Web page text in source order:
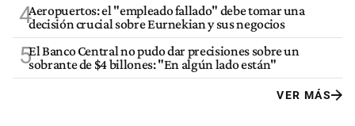
4Aeropuertos: el "empleado fallado" debe tomar una
decisión crucial sobre Eurnekian y sus negocios
5El Banco Central no pudo dar precisiones sobre un
sobrante de $4 billones: "En algún lado están"
VER MÁS